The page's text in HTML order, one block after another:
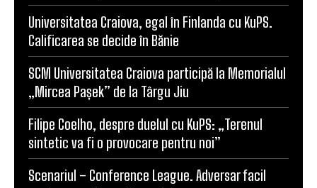
Universitatea Craiova, egal în Finlanda cu KuPS.
Calificarea se decide în Bănie
SCM Universitatea Craiova participă la Memorialul
„Mircea Pașek” de la Târgu Jiu
Filipe Coelho, despre duelul cu KuPS: „Terenul
sintetic va fi o provocare pentru noi”
Scenariul – Conference League. Adversar facil